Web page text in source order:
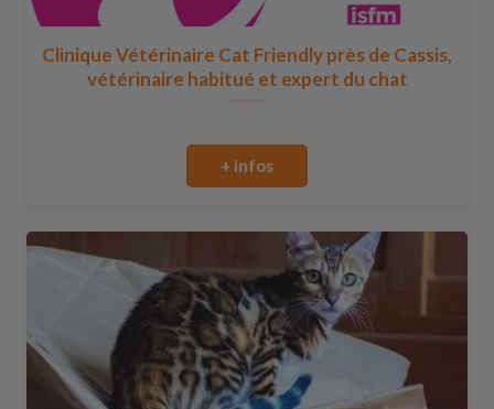
Clinique Vétérinaire Cat Friendly près de Cassis,
vétérinaire habitué et expert du chat
+ infos